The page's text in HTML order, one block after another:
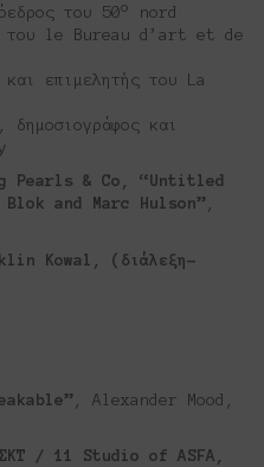
του 50° nord
του le Bureau d’art et de
επιμελητής του La
και
Pearls & Co, “Untitled
and Marc Hulson” ,
Kowal, (διάλεξη-
, Alexander Mood,
/ 11 Studio of ASFA,